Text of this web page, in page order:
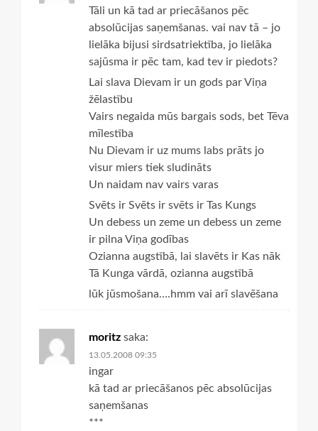
Tāli un kā tad ar priecāšanos pēc
absolūcijas saņemšanas. vai nav tā – jo
lielāka bijusi sirdsatriektība, jo lielāka
sajūsma ir pēc tam, kad tev ir piedots?
Lai slava Dievam ir un gods par Viņa
žēlastību
Vairs negaida mūs bargais sods, bet Tēva
mīlestība
Nu Dievam ir uz mums labs prāts jo
visur miers tiek sludināts
Un naidam nav vairs varas
Svēts ir Svēts ir svēts ir Tas Kungs
Un debess un zeme un debess un zeme
ir pilna Viņa godības
Ozianna augstībā, lai slavēts ir Kas nāk
Tā Kunga vārdā, ozianna augstībā
lūk jūsmošana….hmm vai arī slavēšana
moritz saka:
13.05.2008 09:35
ingar
kā tad ar priecāšanos pēc absolūcijas
saņemšanas
***